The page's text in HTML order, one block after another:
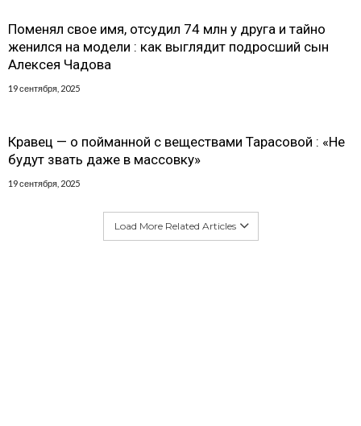
Поменял свое имя, отсудил 74 млн у друга и тайно
женился на модели : как выглядит подросший сын
Алексея Чадова
19 сентября, 2025
Кравец — о пойманной с веществами Тарасовой : «Не
будут звать даже в массовку»
19 сентября, 2025
Load More Related Articles